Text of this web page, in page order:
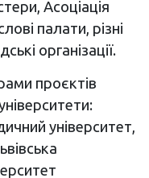
Асоціація
палати, різні
організації.
проєктів
університет,